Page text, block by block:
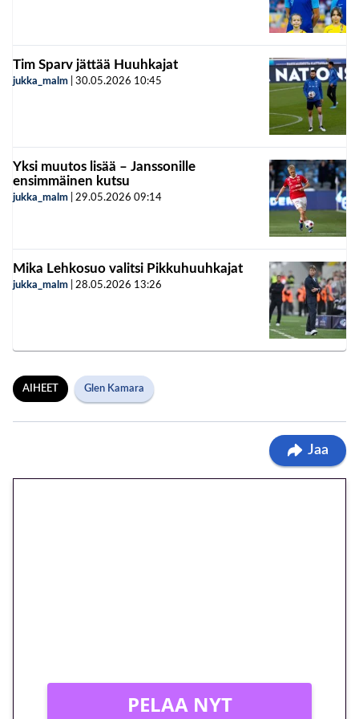
Tim Sparv jättää Huuhkajat
jukka_malm 30.05.2026 10:45
Yksi muutos lisää – Janssonille
ensimmäinen kutsu
jukka_malm 29.05.2026 09:14
Mika Lehkosuo valitsi Pikkuhuuhkajat
jukka_malm 28.05.2026 13:26
AIHEET Glen Kamara
Jaa
PELAA NYT